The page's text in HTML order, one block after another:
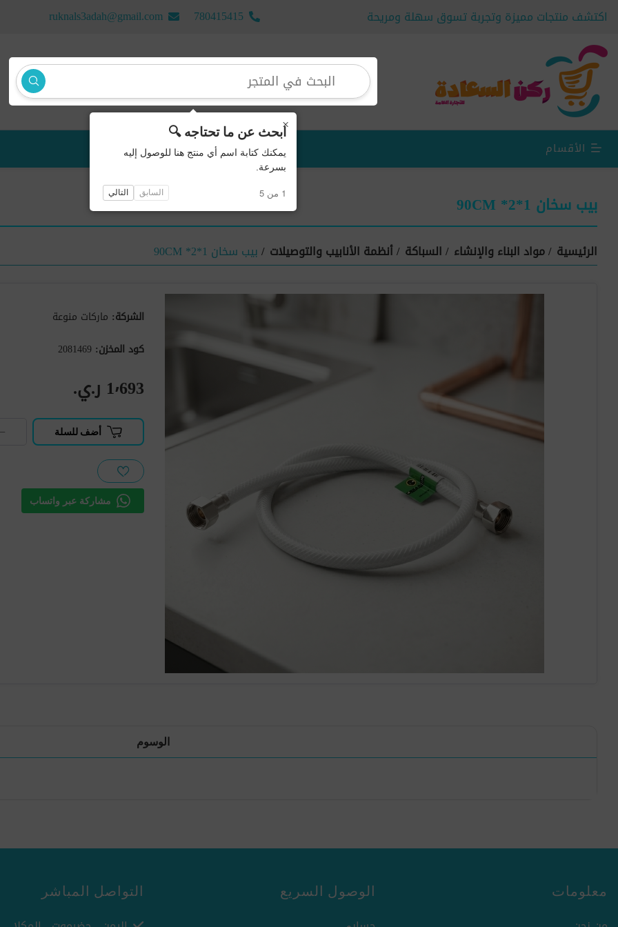
اكتشف منتجات مميزة وتجربة تسوق سهلة ومريحة 780415415
ruknals3adah@gmail.com
الأقسام منتجات جديدة
بيب سخان 90CM *2*1
الرئيسية /مواد البناء والإنشاء /السباكة /أنظمة الأنابيب والتوصيلات /بيب سخان 90CM *2*1
الشركة: ماركات منوعة
كود المخزن: 2081469
1٬693 ر.ي.‏
أضف للسلة
مشاركة عبر واتساب
الوسوم
معلومات الوصول السريع التواصل المباشر
×ابحث عن ما تحتاجه 🔍
يمكنك كتابة اسم أي منتج هنا للوصول إليه
بسرعة.
1 من 5 السابق التالي